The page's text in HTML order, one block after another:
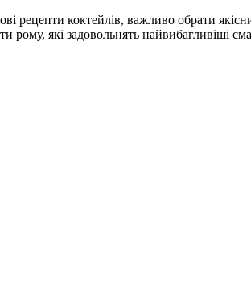
рецепти коктейлів, важливо обрати
які задовольнять найвибагливіші